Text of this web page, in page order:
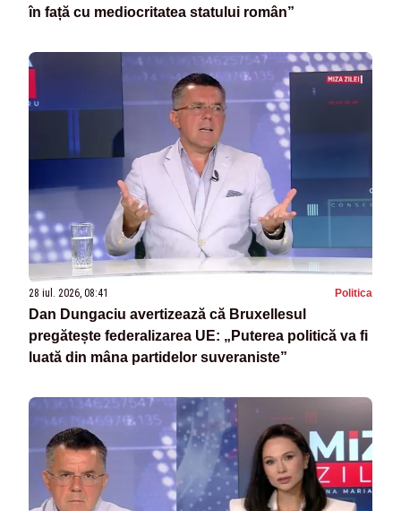
în față cu mediocritatea statului român”
28 iul. 2026, 08:41 Politica
Dan Dungaciu avertizează că Bruxellesul
pregătește federalizarea UE: „Puterea politică va fi
luată din mâna partidelor suveraniste”